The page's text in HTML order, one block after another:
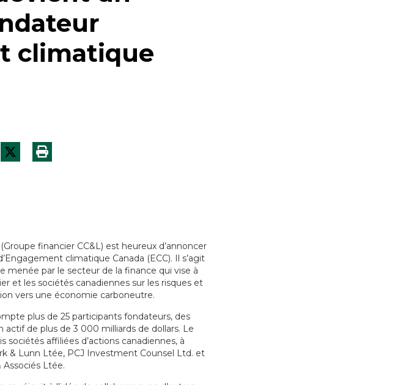
climatique
financier CC&L) est heureux d’annoncer
climatique Canada (ECC). Il s’agit
menée par le secteur de la finance qui vise à
et les sociétés canadiennes sur les risques et
vers une économie carboneutre.
plus de 25 participants fondateurs, des
de plus de 3 000 milliards de dollars. Le
sociétés affiliées d’actions canadiennes, à
& Lunn Ltée, PCJ Investment Counsel Ltd. et
Ltée.